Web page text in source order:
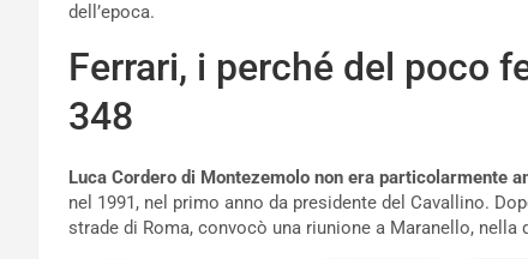
dell’epoca.
Ferrari, i perché del poco
348
Luca Cordero di Montezemolo non era particolarmente
nel 1991, nel primo anno da presidente del Cavallino.
strade di Roma, convocò una riunione a Maranello,